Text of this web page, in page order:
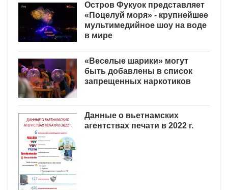
Остров Фукуок представляет
«Поцелуй моря» - крупнейшее
мультимедийное шоу на воде
в мире
«Веселые шарики» могут
быть добавлены в список
запрещенных наркотиков
Данные о вьетнамских
агентствах печати в 2022 г.